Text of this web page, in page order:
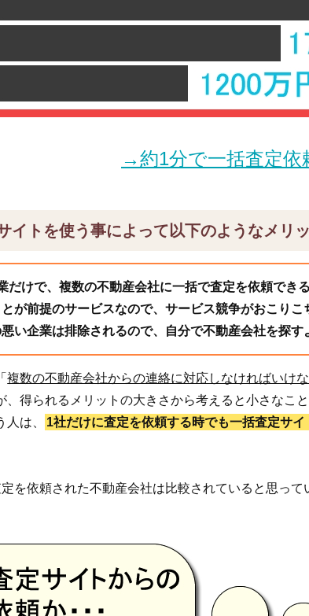
→約1分で一括査定依
イトを使う事によって以下のようなメリ
だけで、複数の不動産会社に一括で査定を依頼でき
が前提のサービスなので、サービス競争がおこりこ
い企業は排除されるので、自分で不動産会社を探す
複数の不動産会社からの連絡に対応しなければいけな
、得られるメリットの大きさから考えると小さなこと
は、
1社だけに査定を依頼する時でも一括査定サ
を依頼された不動産会社は比較されていると思って